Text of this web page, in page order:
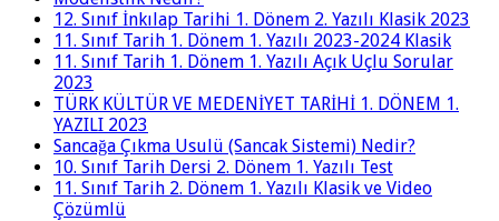
12. Sınıf İnkılap Tarihi 1. Dönem 2. Yazılı Klasik 2023
11. Sınıf Tarih 1. Dönem 1. Yazılı 2023-2024 Klasik
11. Sınıf Tarih 1. Dönem 1. Yazılı Açık Uçlu Sorular
2023
TÜRK KÜLTÜR VE MEDENİYET TARİHİ 1. DÖNEM 1.
YAZILI 2023
Sancağa Çıkma Usulü (Sancak Sistemi) Nedir?
10. Sınıf Tarih Dersi 2. Dönem 1. Yazılı Test
11. Sınıf Tarih 2. Dönem 1. Yazılı Klasik ve Video
Çözümlü